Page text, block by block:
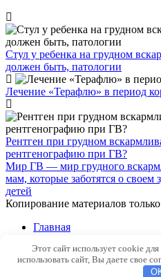
Стул у ребенка на грудном
должен быть, патологии
Лечение «Терафлю» в период
Рентген при грудном
рентгенографию при ГВ?
Мир ГВ — мир грудного
мам, которые заботятся о своем
детей
Копирование материалов
Главная
Контакты
Этот сайт использует cookie
использовать сайт, Вы даете свое